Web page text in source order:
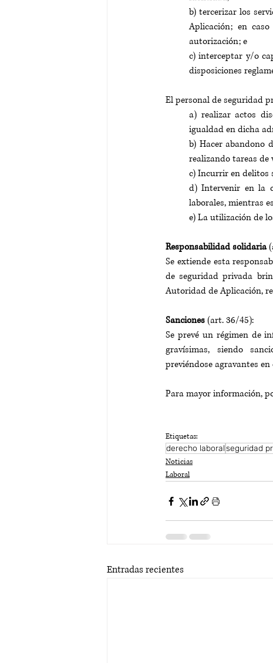
b) tercerizar los
Aplicación; en
autorización; e
c) interceptar y/o
disposiciones
El personal de seguridad
a) realizar actos
igualdad en dicha
b) Hacer abandono
realizando tareas
c) Incurrir en delitos
d) Intervenir en la
laborales, mientras
e) La utilización de
Responsabilidad solidaria
Se extiende esta
de seguridad privada
Autoridad de Aplicación,
Sanciones (art. 36/45):
Se prevé un régimen de
gravísimas, siendo
previéndose agravantes
Para mayor información,
Etiquetas:
derecho laboralseguridad
Noticias
Laboral
Entradas recientes